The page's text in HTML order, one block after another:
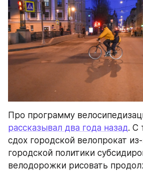
Про программу
рассказывал два года назад. С
сдох городской велопрокат
городской политики
велодорожки рисовать